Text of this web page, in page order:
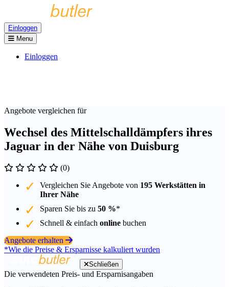
Einloggen
Menu
Einloggen
Angebote vergleichen für
Wechsel des Mittelschalldämpfers ihres
Jaguar in der Nähe von Duisburg
(0)
Vergleichen Sie Angebote von 195 Werkstätten in
Ihrer Nähe
Sparen Sie bis zu 50 %*
Schnell & einfach online buchen
Angebote erhalten
*Wie die Preise & Ersparnisse kalkuliert wurden
Schließen
Die verwendeten Preis- und Ersparnisangaben